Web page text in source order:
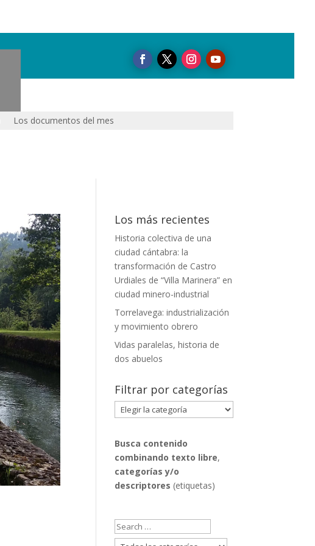
Los documentos del mes
Los más recientes
Historia colectiva de una
ciudad cántabra: la
transformación de Castro
Urdiales de “Villa Marinera” en
ciudad minero-industrial
Torrelavega: industrialización
y movimiento obrero
Vidas paralelas, historia de
dos abuelos
Filtrar por categorías
Filtrar
por
Busca contenido
combinando texto libre,
categorías y/o
descriptores (etiquetas)